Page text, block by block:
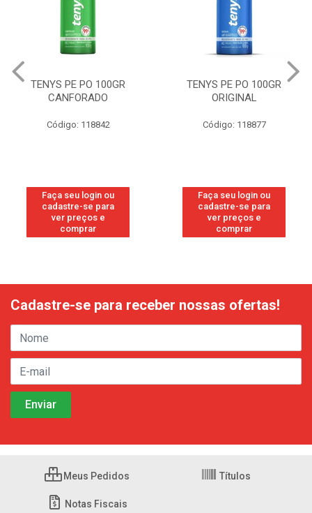
TENYS PE PO 100GR
CANFORADO
Código: 118842
Faça seu login ou
cadastre-se para
ver preços e
comprar
TENYS PE PO 100GR
ORIGINAL
Código: 118877
Faça seu login ou
cadastre-se para
ver preços e
comprar
Cadastre-se para receber nossas ofertas!
Meus Pedidos Títulos
Notas Fiscais